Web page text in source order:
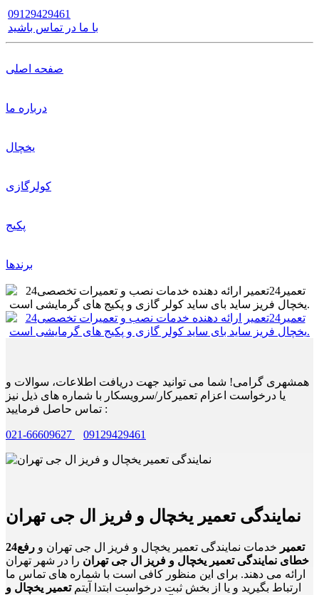
09129429461
با ما در تماس باشید
صفحه اصلی
درباره ما
یخچال
کولرگازی
پکیج
برندها
همشهری گرامی! شما می توانید جهت دریافت اطلاعات، سوالات و
یا درخواست اعزام تعمیرکار/سرویسکار با شماره های ذیل نیز
تماس حاصل فرمایید :
021-66609627 09129429461
نمایندگی تعمیر یخچال و فریز ال جی تهران
24تعمیر خدمات نمایندگی تعمیر یخچال و فریز ال جی تهران و رفع
خطای نمایندگی تعمیر یخچال و فریز ال جی تهران را در شهر تهران
ارائه می دهند. برای این منظور کافی است با شماره های تماس ما
ارتباط بگیرید و یا از بخش ثبت درخواست ابتدا آیتمتعمیر یخچال و